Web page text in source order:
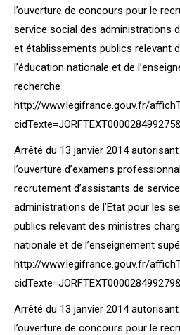
l’ouverture de concours pour le
service social des administrations
et établissements publics relevant
l’éducation nationale et de
recherche
http://www.legifrance.gouv.fr/
Arrêté du 13 janvier 2014
l’ouverture d’examens
recrutement d’assistants de
administrations de l’Etat pour les
publics relevant des ministres
nationale et de l’enseignement
http://www.legifrance.gouv.fr/
Arrêté du 13 janvier 2014
l’ouverture de concours pour le